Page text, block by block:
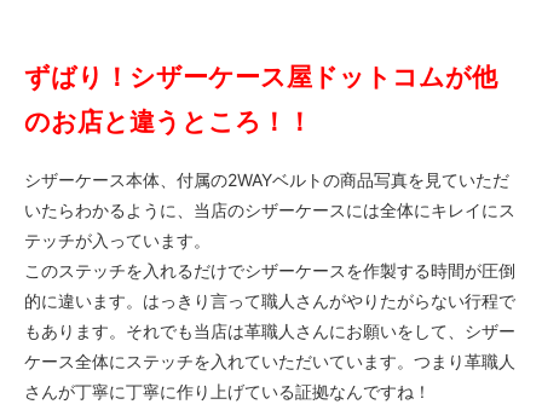
ずばり！シザーケース屋ドットコムが他
のお店と違うところ！！
シザーケース本体、付属の2WAYベルトの商品写真を見ていただ
いたらわかるように、当店のシザーケースには全体にキレイにス
テッチが入っています。
このステッチを入れるだけでシザーケースを作製する時間が圧倒
的に違います。はっきり言って職人さんがやりたがらない行程で
もあります。それでも当店は革職人さんにお願いをして、シザー
ケース全体にステッチを入れていただいています。つまり革職人
さんが丁寧に丁寧に作り上げている証拠なんですね！